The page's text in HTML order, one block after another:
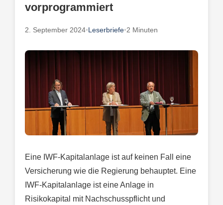
vorprogrammiert
2. September 2024•Leserbriefe•2 Minuten
Eine IWF-Kapitalanlage ist auf keinen Fall eine
Versicherung wie die Regierung behauptet. Eine
IWF-Kapitalanlage ist eine Anlage in
Risikokapital mit Nachschusspflicht und